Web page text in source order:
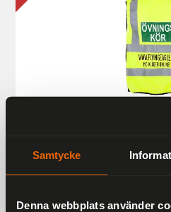
Samtycke
Denna webbplats använder
187 kr
249 kr